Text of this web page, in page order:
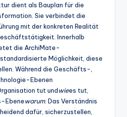
dient als Bauplan für die
Sie verbindet die
mit der konkreten Realität
Innerhalb
die ArchiMate-
Möglichkeit, diese
Während die Geschäfts-,
Ebenen
tut undwiees tut,
Ebenewarum. Das Verständnis
dafür, sicherzustellen,